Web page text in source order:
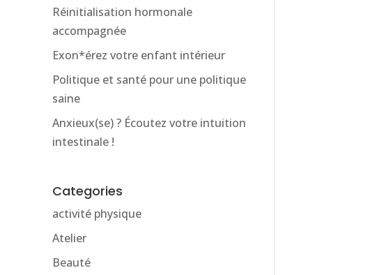
Réinitialisation hormonale
accompagnée
Exon*érez votre enfant intérieur
Politique et santé pour une politique
saine
Anxieux(se) ? Écoutez votre intuition
intestinale !
Categories
activité physique
Atelier
Beauté